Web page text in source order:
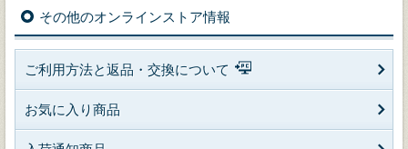
その他のオンラインストア情報
ご利用方法と返品・交換について
お気に入り商品